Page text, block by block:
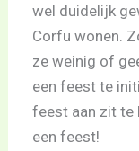
wel duidelijk
Corfu wonen.
ze weinig of
een feest te
feest aan zit te
een feest!